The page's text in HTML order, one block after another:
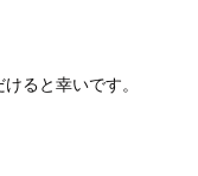
ると幸いです。